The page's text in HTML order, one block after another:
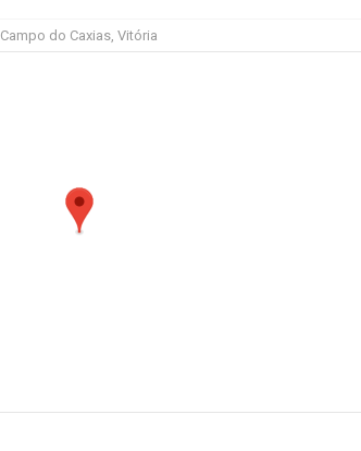
Campo do Caxias, Vitória